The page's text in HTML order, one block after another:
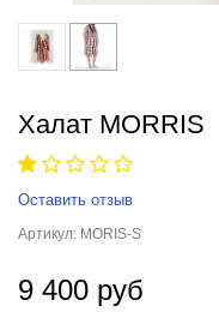
Халат MORRIS
Оставить отзыв
Артикул: MORIS-S
9 400 руб